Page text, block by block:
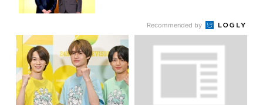
Recommended by